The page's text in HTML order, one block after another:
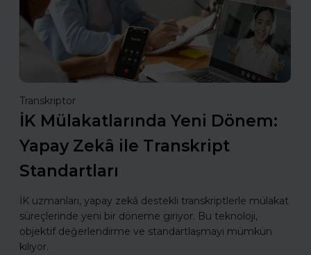
Transkriptor
İK Mülakatlarında Yeni Dönem:
Yapay Zekâ ile Transkript
Standartları
İK uzmanları, yapay zekâ destekli transkriptlerle mülakat
süreçlerinde yeni bir döneme giriyor. Bu teknoloji,
objektif değerlendirme ve standartlaşmayı mümkün
kılıyor.